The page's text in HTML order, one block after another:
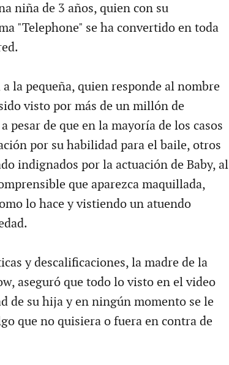
niña de 3 años, quien con su
"Telephone" se ha convertido en toda
la pequeña, quien responde al nombre
visto por más de un millón de
pesar de que en la mayoría de los casos
por su habilidad para el baile, otros
indignados por la actuación de Baby, al
que aparezca maquillada,
lo hace y vistiendo un atuendo
y descalificaciones, la madre de la
aseguró que todo lo visto en el video
de su hija y en ningún momento se le
que no quisiera o fuera en contra de